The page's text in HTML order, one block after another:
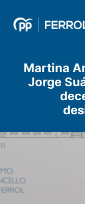
contenido
Martina
Jorge
entradas